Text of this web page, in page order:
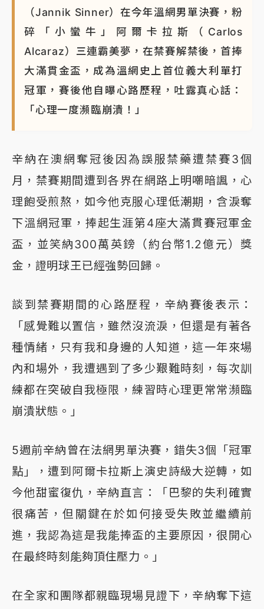
（Jannik Sinner）在今年溫網男單決賽，粉
碎「小蠻牛」阿爾卡拉斯（Carlos
Alcaraz）三連霸美夢，在禁賽解禁後，首捧
大滿貫金盃，成為溫網史上首位義大利單打
冠軍，賽後他自曝心路歷程，吐露真心話：
「心理一度瀕臨崩潰！」
辛納在澳網奪冠後因為誤服禁藥遭禁賽3個
月，禁賽期間遭到各界在網路上明嘲暗諷，心
理飽受煎熬，如今他克服心理低潮期，含淚奪
下溫網冠軍，捧起生涯第4座大滿貫賽冠軍金
盃，並笑納300萬英鎊（約台幣1.2億元）獎
金，證明球王已經強勢回歸。
談到禁賽期間的心路歷程，辛納賽後表示：
「感覺難以置信，雖然沒流淚，但還是有著各
種情緒，只有我和身邊的人知道，這一年來場
內和場外，我遭遇到了多少艱難時刻，每次訓
練都在突破自我極限，練習時心理更常常瀕臨
崩潰狀態。」
5週前辛納曾在法網男單決賽，錯失3個「冠軍
點」，遭到阿爾卡拉斯上演史詩級大逆轉，如
今他甜蜜復仇，辛納直言：「巴黎的失利確實
很痛苦，但關鍵在於如何接受失敗並繼續前
進，我認為這是我能捧盃的主要原因，很開心
在最終時刻能夠頂住壓力。」
在全家和團隊都親臨現場見證下，辛納奪下這